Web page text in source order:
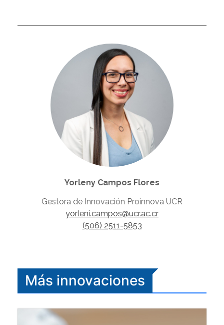
Yorleny Campos Flores
Gestora de Innovación Proinnova UCR
yorleni.campos@ucr.ac.cr
(506) 2511-5853
Más innovaciones